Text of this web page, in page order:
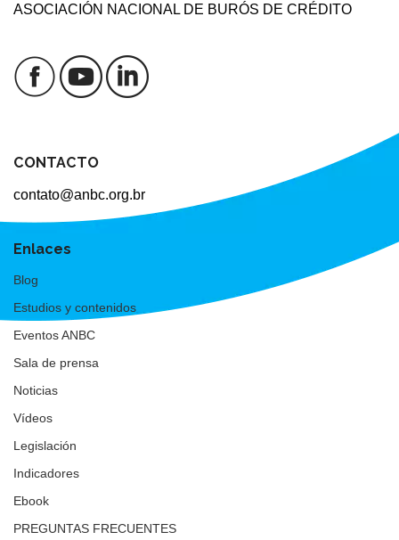
ASOCIACIÓN NACIONAL DE BURÓS DE CRÉDITO
CONTACTO
contato@anbc.org.br
Enlaces
Blog
Estudios y contenidos
Eventos ANBC
Sala de prensa
Noticias
Vídeos
Legislación
Indicadores
Ebook
PREGUNTAS FRECUENTES